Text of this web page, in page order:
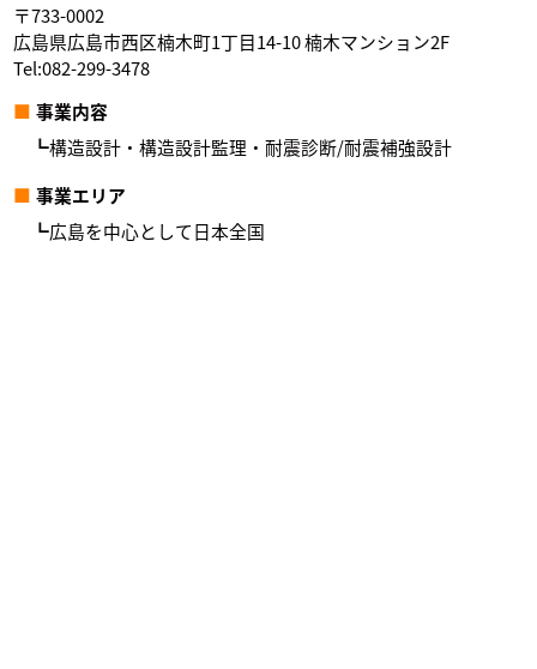
〒733-0002
広島県広島市西区楠木町1丁目14-10 楠木マンション2F
Tel:082-299-3478
事業内容
構造設計・構造設計監理・耐震診断/耐震補強設計
事業エリア
広島を中心として日本全国